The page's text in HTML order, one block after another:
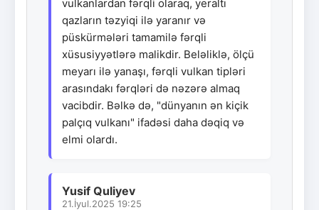
vulkanlardan fərqli olaraq, yeraltı
qazların təzyiqi ilə yaranır və
püskürmələri tamamilə fərqli
xüsusiyyətlərə malikdir. Beləliklə, ölçü
meyarı ilə yanaşı, fərqli vulkan tipləri
arasındakı fərqləri də nəzərə almaq
vacibdir. Bəlkə də, "dünyanın ən kiçik
palçıq vulkanı" ifadəsi daha dəqiq və
elmi olardı.
Yusif Quliyev
21.İyul.2025 19:25